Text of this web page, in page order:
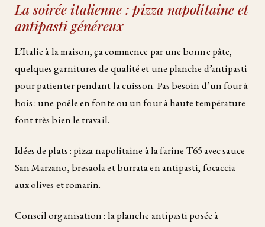
La soirée italienne : pizza napolitaine et
antipasti généreux
L’Italie à la maison, ça commence par une bonne pâte,
quelques garnitures de qualité et une planche d’antipasti
pour patienter pendant la cuisson. Pas besoin d’un four à
bois : une poêle en fonte ou un four à haute température
font très bien le travail.
Idées de plats : pizza napolitaine à la farine T65 avec sauce
San Marzano, bresaola et burrata en antipasti, focaccia
aux olives et romarin.
Conseil organisation : la planche antipasti posée à